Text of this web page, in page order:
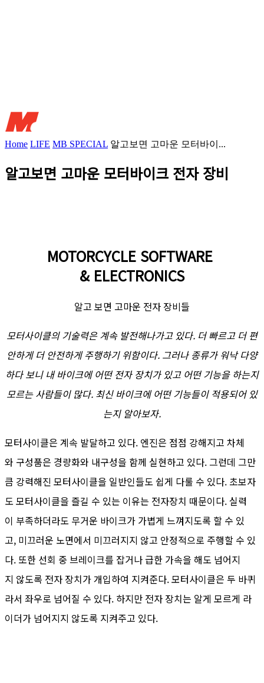
Home LIFE MB SPECIAL 알고보면 고마운 모터바이...
알고보면 고마운 모터바이크 전자 장비
MOTORCYCLE SOFTWARE
& ELECTRONICS
알고 보면 고마운 전자 장비들
모터사이클의 기술력은 계속 발전해나가고 있다. 더 빠르고 더 편
안하게 더 안전하게 주행하기 위함이다. 그러나 종류가 워낙 다양
하다 보니 내 바이크에 어떤 전자 장치가 있고 어떤 기능을 하는지
모르는 사람들이 많다. 최신 바이크에 어떤 기능들이 적용되어 있
는지 알아보자.
모터사이클은 계속 발달하고 있다. 엔진은 점점 강해지고 차체
와 구성품은 경량화와 내구성을 함께 실현하고 있다. 그런데 그만
큼 강력해진 모터사이클을 일반인들도 쉽게 다룰 수 있다. 초보자
도 모터사이클을 즐길 수 있는 이유는 전자장치 때문이다. 실력
이 부족하더라도 무거운 바이크가 가볍게 느껴지도록 할 수 있
고, 미끄러운 노면에서 미끄러지지 않고 안정적으로 주행할 수 있
다. 또한 선회 중 브레이크를 잡거나 급한 가속을 해도 넘어지
지 않도록 전자 장치가 개입하여 지켜준다. 모터사이클은 두 바퀴
라서 좌우로 넘어질 수 있다. 하지만 전자 장치는 알게 모르게 라
이더가 넘어지지 않도록 지켜주고 있다.